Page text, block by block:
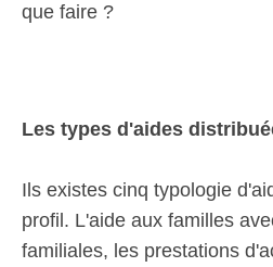
que faire ?
Les types d'aides
Ils existes cinq typologie
profil. L'aide aux familles
familiales, les prestations